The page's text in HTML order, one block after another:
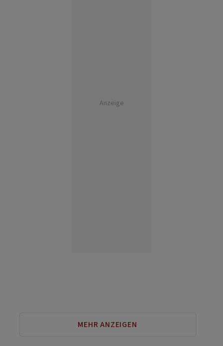
Anzeige
MEHR ANZEIGEN